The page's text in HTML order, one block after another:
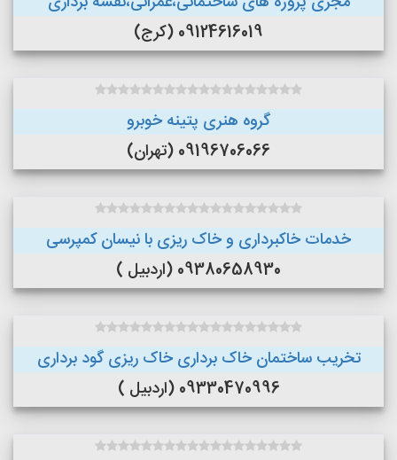
09124616019 (کرج)
گروه هنری پتینه خوبرو
09196706066 (تهران)
خدمات خاکبرداری و خاک ریزی با نیسان کمپرسی
09380658930 (اردبیل )
تخریب ساختمان خاک برداری خاک ریزی گود برداری
09330470996 (اردبیل )